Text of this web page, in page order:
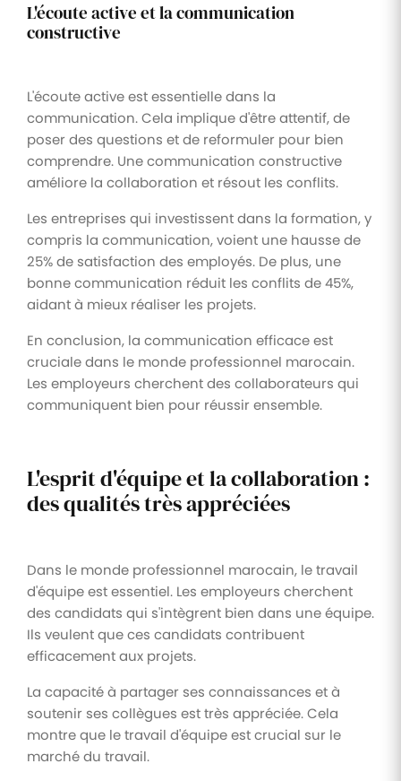
L'écoute active et la communication
constructive
L'écoute active est essentielle dans la
communication. Cela implique d'être attentif, de
poser des questions et de reformuler pour bien
comprendre. Une communication constructive
améliore la collaboration et résout les conflits.
Les entreprises qui investissent dans la formation, y
compris la communication, voient une hausse de
25% de satisfaction des employés. De plus, une
bonne communication réduit les conflits de 45%,
aidant à mieux réaliser les projets.
En conclusion, la communication efficace est
cruciale dans le monde professionnel marocain.
Les employeurs cherchent des collaborateurs qui
communiquent bien pour réussir ensemble.
L'esprit d'équipe et la collaboration :
des qualités très appréciées
Dans le monde professionnel marocain, le travail
d'équipe est essentiel. Les employeurs cherchent
des candidats qui s'intègrent bien dans une équipe.
Ils veulent que ces candidats contribuent
efficacement aux projets.
La capacité à partager ses connaissances et à
soutenir ses collègues est très appréciée. Cela
montre que le travail d'équipe est crucial sur le
marché du travail.